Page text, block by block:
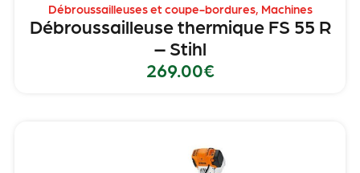
Débroussailleuses et coupe-bordures, Machines
Débroussailleuse thermique FS 55 R
– Stihl
269.00€